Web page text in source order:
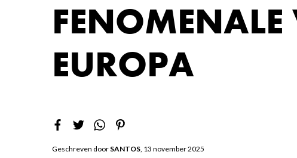
FENOMENALE
EUROPA
Geschreven door SANTOS, 13 november 2025